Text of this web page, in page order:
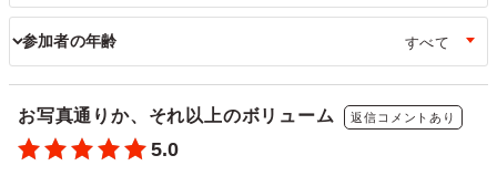
参加者の年齢
お写真通りか、それ以上のボリューム 返信コメントあり
5.0